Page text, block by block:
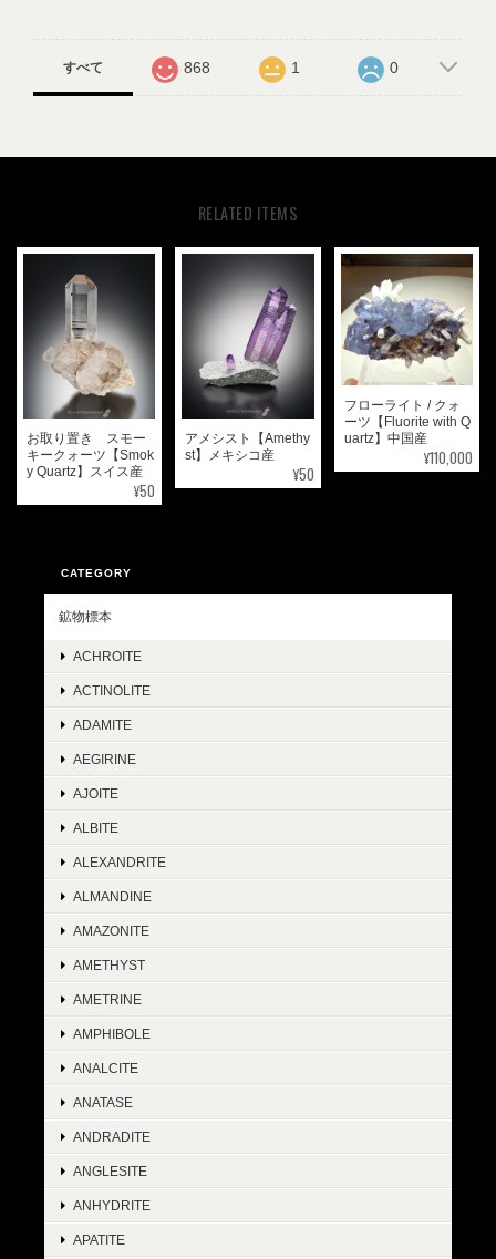
すべて 868 1 0
RELATED ITEMS
お取り置き スモー
キークォーツ【Smok
y Quartz】スイス産
¥50
アメシスト【Amethy
st】メキシコ産
¥50
フローライト / クォ
ーツ【Fluorite with Q
uartz】中国産
¥110,000
CATEGORY
鉱物標本
ACHROITE
ACTINOLITE
ADAMITE
AEGIRINE
AJOITE
ALBITE
ALEXANDRITE
ALMANDINE
AMAZONITE
AMETHYST
AMETRINE
AMPHIBOLE
ANALCITE
ANATASE
ANDRADITE
ANGLESITE
ANHYDRITE
APATITE